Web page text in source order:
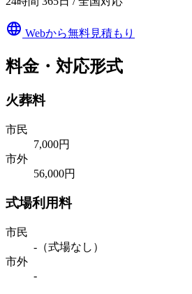
language Webから無料見積もり
料金・対応形式
火葬料
市民
7,000円
市外
56,000円
式場利用料
市民
-（式場なし）
市外
-